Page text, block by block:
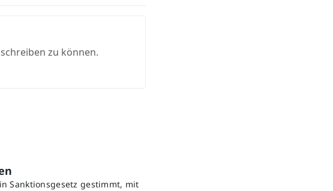
zu können.
Sanktionsgesetz gestimmt, mit